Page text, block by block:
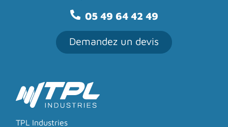
05 49 64 42 49
Demandez un devis
TPL Industries